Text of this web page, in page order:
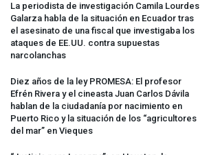
La periodista de investigación Camila Lourdes
Galarza habla de la situación en Ecuador tras
el asesinato de una fiscal que investigaba los
ataques de EE.UU. contra supuestas
narcolanchas
Diez años de la ley PROMESA: El profesor
Efrén Rivera y el cineasta Juan Carlos Dávila
hablan de la ciudadanía por nacimiento en
Puerto Rico y la situación de los “agricultores
del mar” en Vieques